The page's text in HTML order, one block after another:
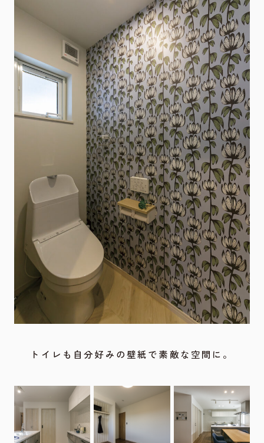
トイレも自分好みの壁紙で素敵な空間に。